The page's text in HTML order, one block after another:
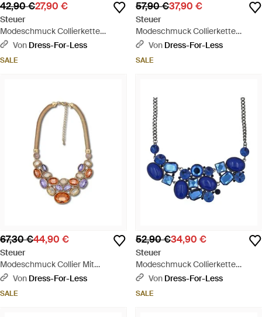
42,90 €27,90 €
Steuer
Modeschmuck Collierkette
Textilkette, Mit Silberfarbener
Von Dress-For-Less
SALE
57,90 €37,90 €
Steuer
Modeschmuck Collierkette
Metallcollier Altsilberfarben Mit 7
Mettallic
Von Dress-For-Less
SALE
67,30 €44,90 €
Steuer
Modeschmuck Collier Mit
Prachtvollem Strass Mehrfarbig -
Von Dress-For-Less
SALE
52,90 €34,90 €
Steuer
Modeschmuck Collierkette
Metallcollier Gewehrf. Mit Blauen
Von Dress-For-Less
SALE